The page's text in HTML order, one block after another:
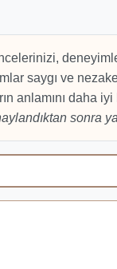
saygı ve
anlamını daha
sonra